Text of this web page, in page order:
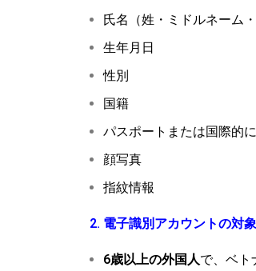
氏名（姓・ミドルネーム・
生年月日
性別
国籍
パスポートまたは国際的
顔写真
指紋情報
2. 電子識別アカウントの対
6歳以上の外国人で、ベト